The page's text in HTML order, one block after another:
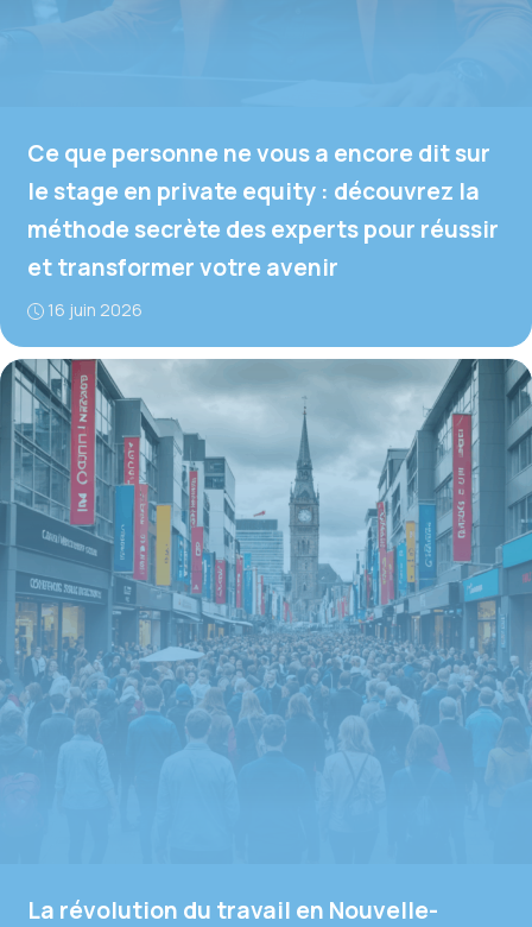
Ce que personne ne vous a encore dit sur
le stage en private equity : découvrez la
méthode secrète des experts pour réussir
et transformer votre avenir
16 juin 2026
La révolution du travail en Nouvelle-